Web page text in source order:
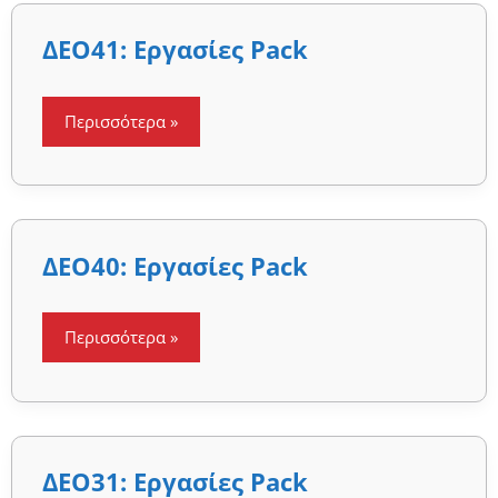
ΔΕΟ41: Εργασίες Pack
ΔΕΟ41:
Εργασίες
Περισσότερα »
ΔΕΟ40: Εργασίες Pack
ΔΕΟ40:
Εργασίες
Περισσότερα »
ΔΕΟ31: Εργασίες Pack
ΔΕΟ31:
Εργασίες